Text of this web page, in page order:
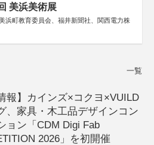
美浜美術展
浜町教育委員会、福井新聞社、関西電力株
一覧
報】カインズ×コクヨ×VUILD
、家具・木工品デザインコン
ョン「CDM Digi Fab
2026」を初開催